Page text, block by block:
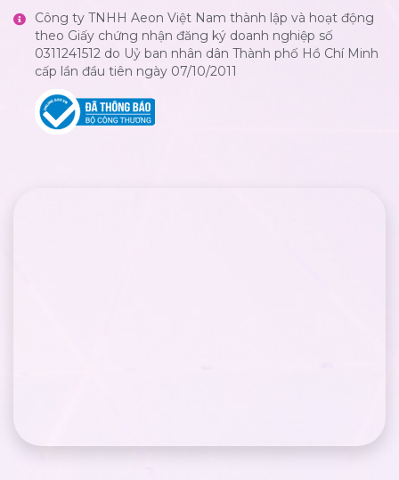
Công ty TNHH Aeon Việt Nam thành lập và hoạt động
theo Giấy chứng nhận đăng ký doanh nghiệp số
0311241512 do Uỷ ban nhân dân Thành phố Hồ Chí Minh
cấp lần đầu tiên ngày 07/10/2011